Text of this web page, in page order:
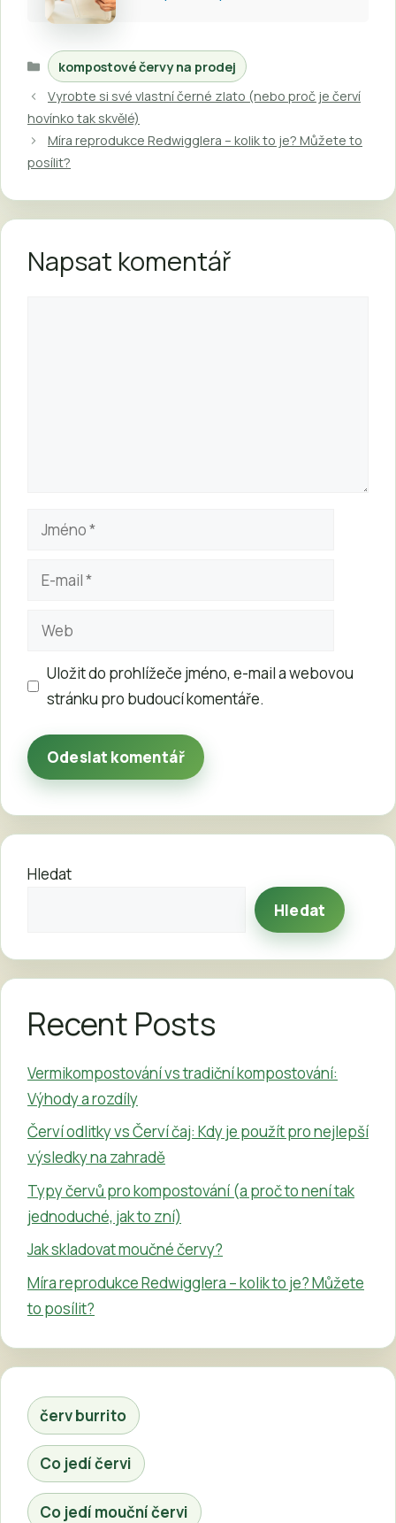
Rubriky
kompostové červy na prodej
Vyrobte si své vlastní černé zlato (nebo proč je červí
hovínko tak skvělé)
Míra reprodukce Redwigglera – kolik to je? Můžete to
posílit?
Napsat komentář
Jméno
Web
Uložit do prohlížeče jméno, e-mail a webovou
stránku pro budoucí komentáře.
Hledat
Hledat
Recent Posts
Vermikompostování vs tradiční kompostování:
Výhody a rozdíly
Červí odlitky vs Červí čaj: Kdy je použít pro nejlepší
výsledky na zahradě
Typy červů pro kompostování (a proč to není tak
jednoduché, jak to zní)
Jak skladovat moučné červy?
Míra reprodukce Redwigglera – kolik to je? Můžete
to posílit?
červ burrito
Co jedí červi
Co jedí mouční červi